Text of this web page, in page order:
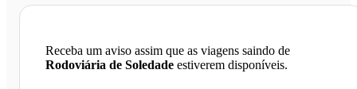
Receba um aviso assim que as viagens saindo de
Rodoviária de Soledade estiverem disponíveis.